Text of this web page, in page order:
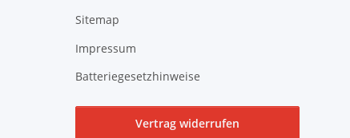
Sitemap
Impressum
Batteriegesetzhinweise
Vertrag widerrufen